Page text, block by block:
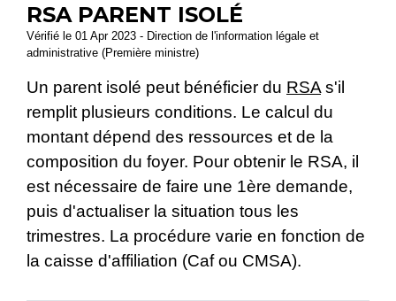
RSA PARENT ISOLÉ
Vérifié le 01 Apr 2023 - Direction de l'information légale et
administrative (Première ministre)
Un parent isolé peut bénéficier du RSA s'il
remplit plusieurs conditions. Le calcul du
montant dépend des ressources et de la
composition du foyer. Pour obtenir le RSA, il
est nécessaire de faire une 1ère demande,
puis d'actualiser la situation tous les
trimestres. La procédure varie en fonction de
la caisse d'affiliation (Caf ou CMSA).